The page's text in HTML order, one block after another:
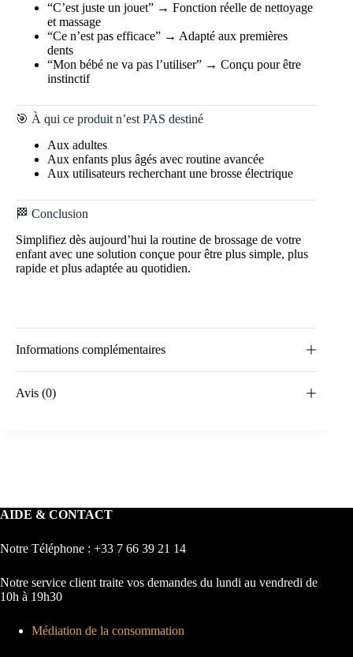
“C’est juste un jouet” → Fonction réelle de nettoyage
et massage
“Ce n’est pas efficace” → Adapté aux premières
dents
“Mon bébé ne va pas l’utiliser” → Conçu pour être
instinctif
🎯 À qui ce produit n’est PAS destiné
Aux adultes
Aux enfants plus âgés avec routine avancée
Aux utilisateurs recherchant une brosse électrique
🏁 Conclusion
Simplifiez dès aujourd’hui la routine de brossage de votre
enfant avec une solution conçue pour être plus simple, plus
rapide et plus adaptée au quotidien.
Informations complémentaires
Avis (0)
AIDE & CONTACT
Notre Téléphone : +33 7 66 39 21 14
Notre service client traite vos demandes du lundi au vendredi de
10h à 19h30
Médiation de la consommation